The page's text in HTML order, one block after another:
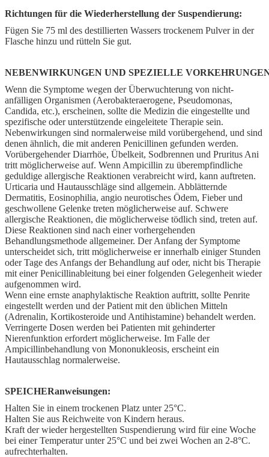
Richtungen für die Wiederherstellung der Suspendierung:
Fügen Sie 75 ml des destillierten Wassers trockenem Pulver in der
Flasche hinzu und rütteln Sie gut.
NEBENWIRKUNGEN UND SPEZIELLE
Wenn die Symptome wegen der Überwuchterung von nicht-
anfälligen Organismen (Aerobakteraerogene, Pseudomonas,
Candida, etc.), erscheinen, sollte die Medizin die eingestellte und
spezifische oder unterstützende eingeleitete Therapie sein.
Nebenwirkungen sind normalerweise mild vorübergehend, und sind
denen ähnlich, die mit anderen Penicillinen gefunden werden.
Vorübergehender Diarrhöe, Übelkeit, Sodbrennen und Pruritus Ani
tritt möglicherweise auf. Wenn Ampicillin zu überempfindliche
geduldige allergische Reaktionen verabreicht wird, kann auftreten.
Urticaria und Hautausschläge sind allgemein. Abblätternde
Dermatitis, Eosinophilia, angio neurotisches Ödem, Fieber und
geschwollene Gelenke treten möglicherweise auf. Schwere
allergische Reaktionen, die möglicherweise tödlich sind, treten auf.
Diese Reaktionen sind nach einer vorhergehenden
Behandlungsmethode allgemeiner. Der Anfang der Symptome
unterscheidet sich, tritt möglicherweise er innerhalb einiger Stunden
oder Tage des Anfangs der Behandlung auf oder, nicht bis Therapie
mit einer Penicillinableitung bei einer folgenden Gelegenheit wieder
aufgenommen wird.
Wenn eine ernste anaphylaktische Reaktion auftritt, sollte Penrite
eingestellt werden und der Patient mit den üblichen Mitteln
(Adrenalin, Kortikosteroide und Antihistamine) behandelt werden.
Verringerte Dosen werden bei Patienten mit gehinderter
Nierenfunktion erfordert möglicherweise. Im Falle der
Ampicillinbehandlung von Mononukleosis, erscheint ein
Hautausschlag normalerweise.
SPEICHERanweisungen:
Halten Sie in einem trockenen Platz unter 25°C.
Halten Sie aus Reichweite von Kindern heraus.
Kraft der wieder hergestellten Suspendierung wird für eine Woche
bei einer Temperatur unter 25°C und bei zwei Wochen an 2-8°C.
aufrechterhalten.